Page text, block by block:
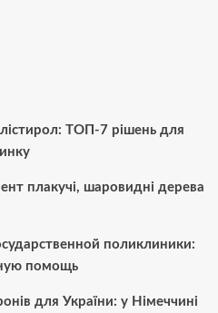
ТОП-7 рішень для
плакучі, шаровидні дерева
поликлиники:
помощь
для України: у Німеччині